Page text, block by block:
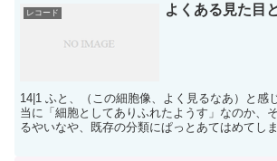
レコード よくある見た目
14|1 ふと、（この細胞像、よく見るなあ）と感
当に「細胞としてありふれたようす」なのか、
るやいなや、既存の分類にぱっとあてはめてし